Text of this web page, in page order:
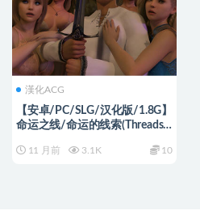
漢化ACG
【安卓/PC/SLG/汉化版/1.8G】
命运之线/命运的线索(Threads
方魔幻动态SLG游戏&补+1.8G
11 月前 3.1K 10